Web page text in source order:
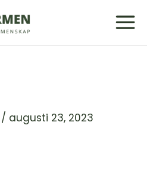
/ augusti 23, 2023